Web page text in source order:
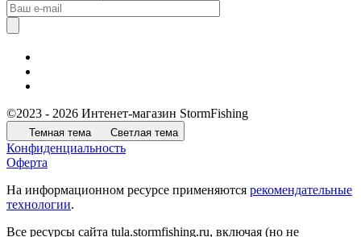
©2023 - 2026 Интенет-магазин StormFishing
Темная тема Светлая тема
Конфиденциальность
Оферта
На информационном ресурсе применяются рекомендательные
технологии.
Все ресурсы сайта tula.stormfishing.ru, включая (но не